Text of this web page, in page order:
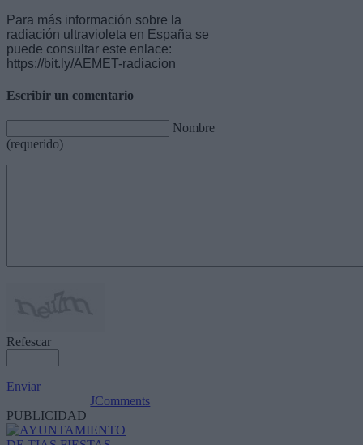
Para más información sobre la
radiación ultravioleta en España se
puede consultar este enlace:
https://bit.ly/AEMET-radiacion
Escribir un comentario
Nombre
(requerido)
Refescar
Enviar
JComments
PUBLICIDAD